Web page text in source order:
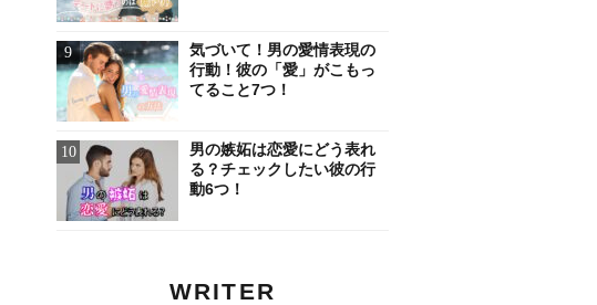
気づいて！男の愛情表現の
行動！彼の「愛」がこもっ
てること7つ！
男の嫉妬は恋愛にどう表れ
る？チェックしたい彼の行
動6つ！
WRITER